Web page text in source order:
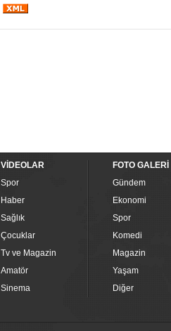
VİDEOLAR
Spor
Haber
Sağlık
Çocuklar
Tv ve Magazin
Amatör
Sinema
FOTO GALERİ
Gündem
Ekonomi
Spor
Komedi
Magazin
Yaşam
Diğer